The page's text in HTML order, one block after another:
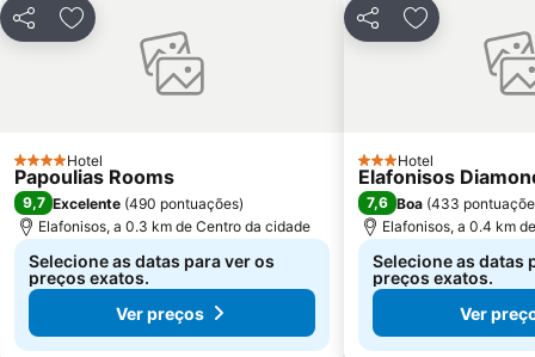
PartilharAdicionar aos favoritos
4 Estrelas
Hotel
Papoulias Rooms
9,7 Excelente (490 pontuações)
Elafonisos, a 0.3 km de Centro da cidade
Selecione as datas para ver os
preços exatos.
Ver preços
PartilharAdicionar
3 Estrelas
Hotel
Elafonisos
7,6 Boa (433
Elafonisos, a 0.4 km
Selecione as datas
preços exatos.
Ver